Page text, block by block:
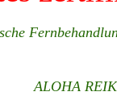
ALOHA